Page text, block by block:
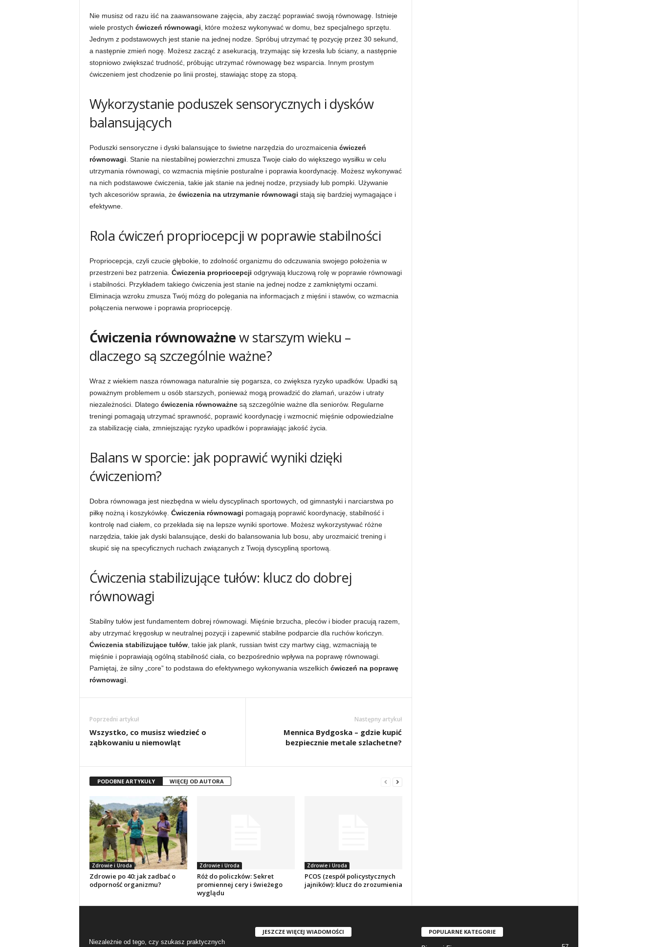
Nie musisz od razu iść na zaawansowane zajęcia, aby zacząć poprawiać swoją równowagę. Istnieje
wiele prostych ćwiczeń równowagi , które możesz wykonywać w domu, bez specjalnego sprzętu.
Jednym z podstawowych jest stanie na jednej nodze. Spróbuj utrzymać tę pozycję przez 30 sekund,
a następnie zmień nogę. Możesz zacząć z asekuracją, trzymając się krzesła lub ściany, a następnie
stopniowo zwiększać trudność, próbując utrzymać równowagę bez wsparcia. Innym prostym
ćwiczeniem jest chodzenie po linii prostej, stawiając stopę za stopą.
Wykorzystanie poduszek sensorycznych i dysków
balansujących
Poduszki sensoryczne i dyski balansujące to świetne narzędzia do urozmaicenia ćwiczeń
równowagi . Stanie na niestabilnej powierzchni zmusza Twoje ciało do większego wysiłku w celu
utrzymania równowagi, co wzmacnia mięśnie posturalne i poprawia koordynację. Możesz wykonywać
na nich podstawowe ćwiczenia, takie jak stanie na jednej nodze, przysiady lub pompki. Używanie
tych akcesoriów sprawia, że ćwiczenia na utrzymanie równowagi stają się bardziej wymagające i
efektywne.
Rola ćwiczeń propriocepcji w poprawie stabilności
Propriocepcja, czyli czucie głębokie, to zdolność organizmu do odczuwania swojego położenia w
przestrzeni bez patrzenia. Ćwiczenia propriocepcji odgrywają kluczową rolę w poprawie równowagi
i stabilności. Przykładem takiego ćwiczenia jest stanie na jednej nodze z zamkniętymi oczami.
Eliminacja wzroku zmusza Twój mózg do polegania na informacjach z mięśni i stawów, co wzmacnia
połączenia nerwowe i poprawia propriocepcję.
Ćwiczenia równoważnew starszym wieku –
dlaczego są szczególnie ważne?
Wraz z wiekiem nasza równowaga naturalnie się pogarsza, co zwiększa ryzyko upadków. Upadki są
poważnym problemem u osób starszych, ponieważ mogą prowadzić do złamań, urazów i utraty
niezależności. Dlatego ćwiczenia równoważnesą szczególnie ważne dla seniorów. Regularne
treningi pomagają utrzymać sprawność, poprawić koordynację i wzmocnić mięśnie odpowiedzialne
za stabilizację ciała, zmniejszając ryzyko upadków i poprawiając jakość życia.
Balans w sporcie: jak poprawić wyniki dzięki
ćwiczeniom?
Dobra równowaga jest niezbędna w wielu dyscyplinach sportowych, od gimnastyki i narciarstwa po
piłkę nożną i koszykówkę. Ćwiczenia równowagi pomagają poprawić koordynację, stabilność i
kontrolę nad ciałem, co przekłada się na lepsze wyniki sportowe. Możesz wykorzystywać różne
narzędzia, takie jak dyski balansujące, deski do balansowania lub bosu, aby urozmaicić trening i
skupić się na specyficznych ruchach związanych z Twoją dyscypliną sportową.
Ćwiczenia stabilizujące tułów: klucz do dobrej
równowagi
Stabilny tułów jest fundamentem dobrej równowagi. Mięśnie brzucha, pleców i bioder pracują razem,
aby utrzymać kręgosłup w neutralnej pozycji i zapewnić stabilne podparcie dla ruchów kończyn.
Ćwiczenia stabilizujące tułów, takie jak plank, russian twist czy martwy ciąg, wzmacniają te
mięśnie i poprawiają ogólną stabilność ciała, co bezpośrednio wpływa na poprawę równowagi.
Pamiętaj, że silny „core” to podstawa do efektywnego wykonywania wszelkich ćwiczeń na poprawę
równowagi
Poprzedni artykuł
Wszystko, co musisz wiedzieć o
ząbkowaniu u niemowląt
Następny artykuł
Mennica Bydgoska – gdzie kupić
bezpiecznie metale szlachetne?
PODOBNE ARTYKUŁY WIĘCEJ OD AUTORA
Zdrowie i Uroda
Zdrowie po 40: jak zadbać o
odporność organizmu?
Zdrowie i Uroda
Róż do policzków: Sekret
promiennej cery i świeżego
wyglądu
Zdrowie i Uroda
PCOS (zespół policystycznych
jajników): klucz do zrozumienia
Niezależnie od tego, czy szukasz praktycznych
JESZCZE WIĘCEJ WIADOMOŚCI POPULARNE KATEGORIE